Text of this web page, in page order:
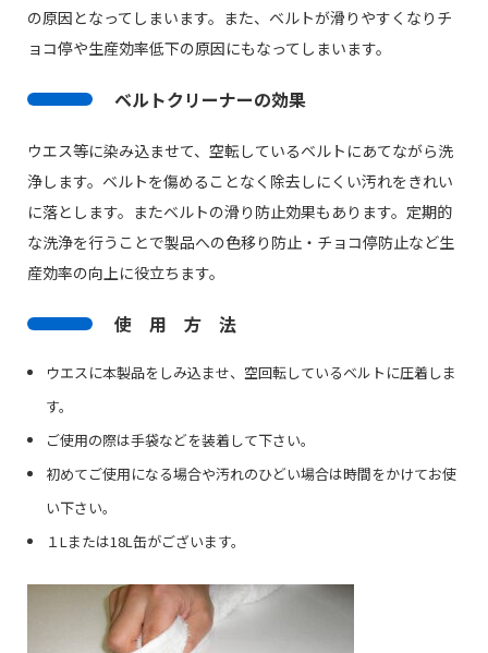
の原因となってしまいます。また、ベルトが滑りやすくなりチ
ョコ停や生産効率低下の原因にもなってしまいます。
ベルトクリーナーの効果
ウエス等に染み込ませて、空転しているベルトにあてながら洗
浄します。ベルトを傷めることなく除去しにくい汚れをきれい
に落とします。またベルトの滑り防止効果もあります。定期的
な洗浄を行うことで製品への色移り防止・チョコ停防止など生
産効率の向上に役立ちます。
使 用 方 法
ウエスに本製品をしみ込ませ、空回転しているベルトに圧着しま
す。
ご使用の際は手袋などを装着して下さい。
初めてご使用になる場合や汚れのひどい場合は時間をかけてお使
い下さい。
１Lまたは18L缶がございます。